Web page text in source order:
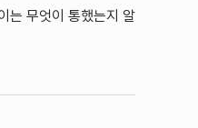
는 무엇이 통했는지 알